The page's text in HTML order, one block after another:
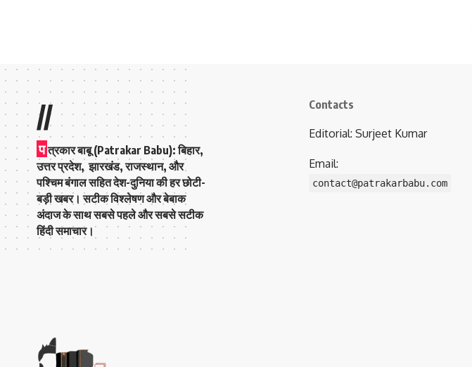
//
प त्रकार बाबू (Patrakar Babu):बिहार,
उत्तर प्रदेश, झारखंड, राजस्थान, और
पश्चिम बंगाल सहित देश-दुनिया की हर छोटी-
बड़ी खबर। सटीक विश्लेषण और बेबाक
अंदाज के साथ सबसे पहले और सबसे सटीक
हिंदी समाचार।
Contacts
Editorial: Surjeet Kumar
Email:
contact@patrakarbabu.com